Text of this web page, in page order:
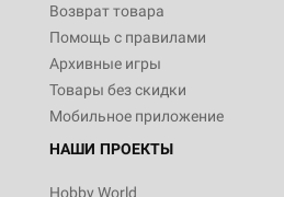
Возврат товара
Помощь с правилами
Архивные игры
Товары без скидки
Мобильное приложение
НАШИ ПРОЕКТЫ
Hobby World